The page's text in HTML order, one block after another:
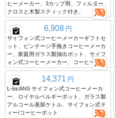
ヒーメーカー、3カップ用、フィルター
クロスと木製スティック付き。
6,908 円
サイフォン式コーヒーメーカーギフトセ
ット、ビンテージ手挽きコーヒーメーカ
ー、家庭用ガラス製抽出ポット、サイフ
ォン式コーヒーメーカー、コーヒー器具
14,371 円
L-BEANS サイフォン式コーヒーメーカ
ー、ロイヤルベルギーポット、ガラス製
アルコール蒸留ケトル、サイフォン式テ
ィー/コーヒーポット